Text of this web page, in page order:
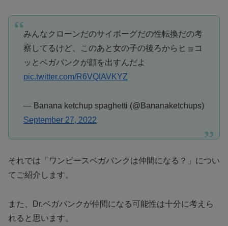
みんなクローンだのサイボーグだの性転換だの考
察してるけど、このあと女の子の後ろからヒョコ
ッとベガパンクが顔を出すんだよ
pic.twitter.com/R6VQIAVKYZ
— Banana ketchup spaghetti (@Bananaketchups)
September 27, 2022
それでは「ワンピースベガパンクは仲間になる？」につい
てご紹介します。
また、Dr.ベガパンクが仲間になる可能性は十分に考えら
れると思います。